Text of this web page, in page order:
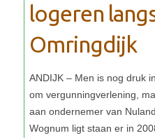
logeren
Omringdijk